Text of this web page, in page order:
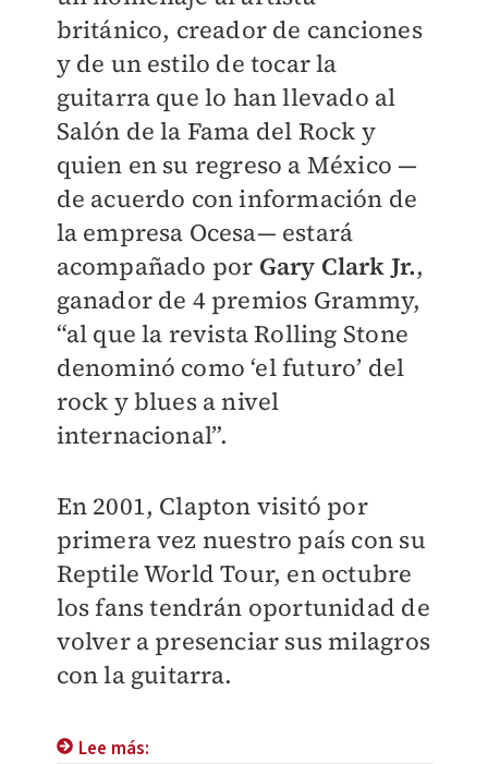
británico, creador de canciones
y de un estilo de tocar la
guitarra que lo han llevado al
Salón de la Fama del Rock y
quien en su regreso a México —
de acuerdo con información de
la empresa Ocesa— estará
acompañado por Gary Clark Jr.,
ganador de 4 premios Grammy,
“al que la revista Rolling Stone
denominó como ‘el futuro’ del
rock y blues a nivel
internacional”.
En 2001, Clapton visitó por
primera vez nuestro país con su
Reptile World Tour, en octubre
los fans tendrán oportunidad de
volver a presenciar sus milagros
con la guitarra.
Lee más: